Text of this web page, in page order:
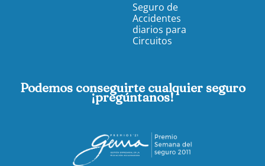
Seguro de
Accidentes
diarios para
Circuitos
Podemos conseguirte cualquier seguro
¡pregúntanos!